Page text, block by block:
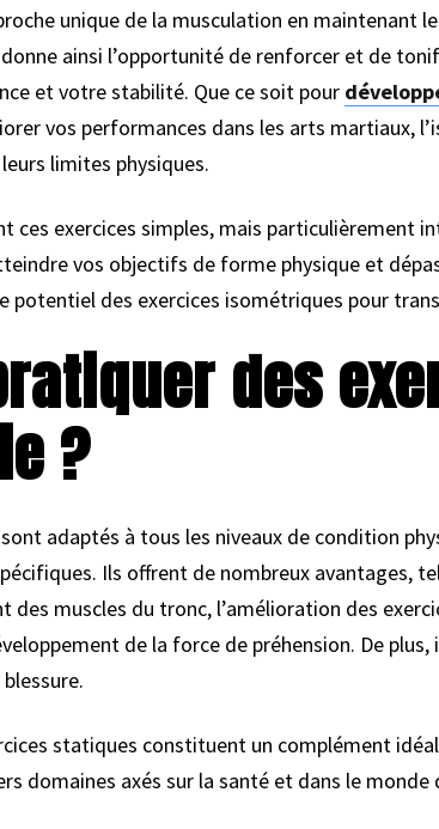
unique de la musculation en maintenant
ainsi l’opportunité de renforcer et de
et votre stabilité. Que ce soit pour
vos performances dans les arts martiaux,
limites physiques.
ces exercices simples, mais particulièrement
vos objectifs de forme physique et
potentiel des exercices isométriques pour
des
?
adaptés à tous les niveaux de condition
Ils offrent de nombreux avantages,
des muscles du tronc, l’amélioration des
de la force de préhension. De
statiques constituent un complément
domaines axés sur la santé et dans le